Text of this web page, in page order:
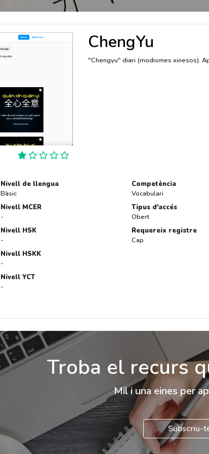
ChengYu
"Chengyu" diari (modismes xinesos).
Nivell de llengua
Bàsic
Nivell MCER
-
Nivell HSK
-
Nivell HSKK
-
Nivell YCT
-
Competència
Vocabulari
Tipus d'accés
Obert
Requereix registre
Cap
Troba el recurs
Mil i una eines per
Subscriu-